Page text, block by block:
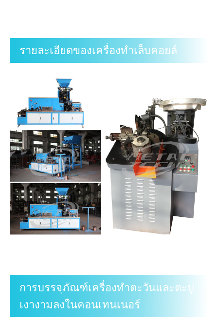
รายละเอียดของเครื่องทำเล็บคอยล์
การบรรจุภัณฑ์เครื่องทำตะวันและตะปู
เงางามลงในคอนเทนเนอร์